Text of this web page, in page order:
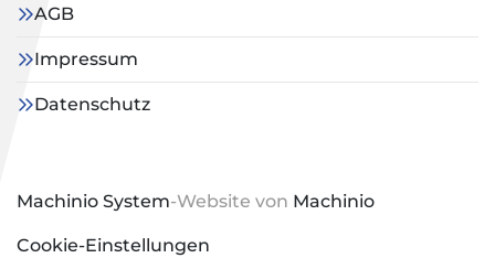
AGB
Impressum
Datenschutz
Machinio System-Website von Machinio
Cookie-Einstellungen